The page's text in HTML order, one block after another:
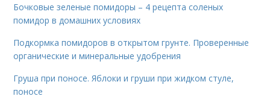
Бочковые зеленые помидоры – 4 рецепта соленых
помидор в домашних условиях
Подкормка помидоров в открытом грунте. Проверенные
органические и минеральные удобрения
Груша при поносе. Яблоки и груши при жидком стуле,
поносе